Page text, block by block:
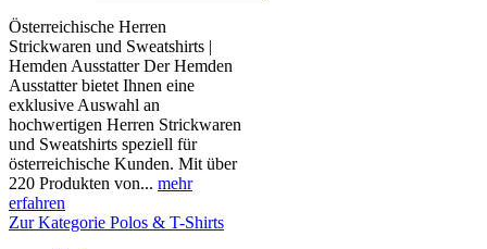
Österreichische Herren
Strickwaren und Sweatshirts |
Hemden Ausstatter Der Hemden
Ausstatter bietet Ihnen eine
exklusive Auswahl an
hochwertigen Herren Strickwaren
und Sweatshirts speziell für
österreichische Kunden. Mit über
220 Produkten von... mehr
erfahren
Zur Kategorie Polos & T-Shirts